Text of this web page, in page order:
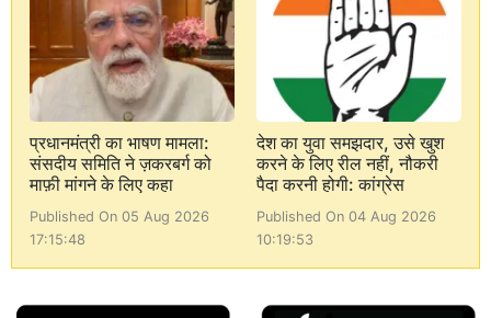
प्रधानमंत्री का भाषण मामला:
संसदीय समिति ने ज़करबर्ग को
माफ़ी मांगने के लिए कहा
Published On 05 Aug 2026
17:15:48
देश का युवा समझदार, उसे खुश
करने के लिए रील नहीं, नौकरी
पैदा करनी होगी: कांग्रेस
Published On 04 Aug 2026
10:19:53